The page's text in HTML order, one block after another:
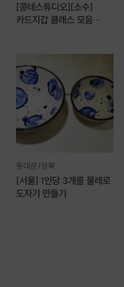
[콩테스튜디오][소수]
카드지갑 클래스 모음
동대문/성북
[서울] 1인당 3개를 물레로
도자기 만들기